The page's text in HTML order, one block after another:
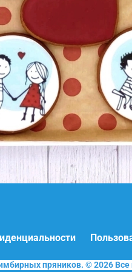
пряников. © 2026